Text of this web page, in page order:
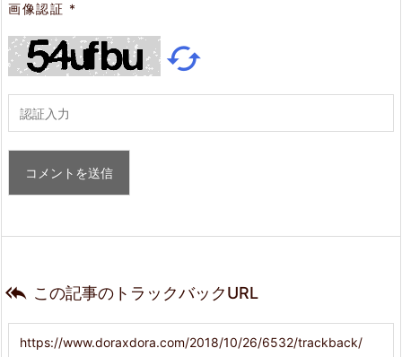
画像認証 *

 この記事のトラックバックURL